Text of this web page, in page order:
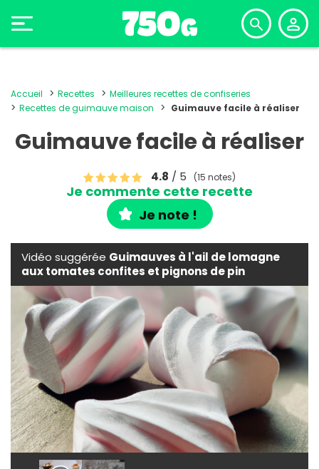
Accueil Recettes
Meilleures recettes de confiseries
Recettes de guimauve maison
Guimauve facile à réaliser
Guimauve facile à réaliser
4.8 / 5 (15 notes)
Je commente cette recette
Je note !
Vidéo suggérée Guimauves à l'ail de lomagne
aux tomates confites et pignons de pin